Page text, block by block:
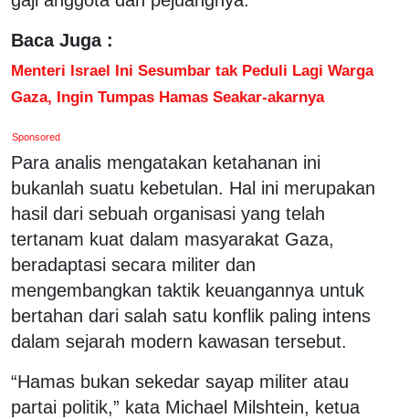
Baca Juga :
Menteri Israel Ini Sesumbar tak Peduli Lagi Warga
Gaza, Ingin Tumpas Hamas Seakar-akarnya
Sponsored
Para analis mengatakan ketahanan ini
bukanlah suatu kebetulan. Hal ini merupakan
hasil dari sebuah organisasi yang telah
tertanam kuat dalam masyarakat Gaza,
beradaptasi secara militer dan
mengembangkan taktik keuangannya untuk
bertahan dari salah satu konflik paling intens
dalam sejarah modern kawasan tersebut.
“Hamas bukan sekedar sayap militer atau
partai politik,” kata Michael Milshtein, ketua